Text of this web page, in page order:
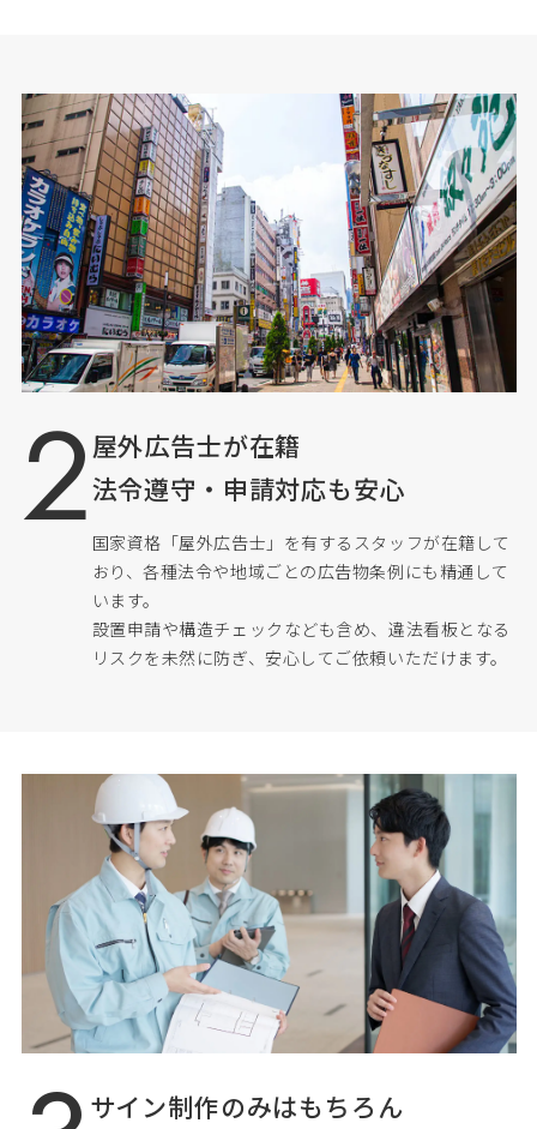
屋外広告士が在籍
法令遵守・申請対応も安心
国家資格「屋外広告士」を有するスタッフが在籍して
おり、各種法令や地域ごとの広告物条例にも精通して
います。
設置申請や構造チェックなども含め、違法看板となる
リスクを未然に防ぎ、安心してご依頼いただけます。
サイン制作のみはもちろん